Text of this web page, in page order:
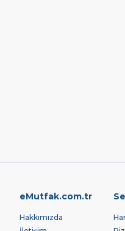
eMutfak.com.tr
Hakkımızda